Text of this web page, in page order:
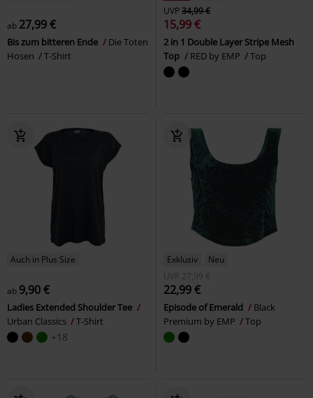
ab 27,99 €
Bis zum bitteren Ende
Die Toten
Hosen
T-Shirt
UVP34,99 €
15,99 €
2 in 1 Double Layer Stripe Mesh
Top
RED by EMP Top
Auch in Plus Size
ab 9,90 €
Ladies Extended Shoulder Tee
Urban Classics
T-Shirt
+18
Exklusiv
Neu
UVP
27,99 €
22,99 €
Episode of Emerald
Black
Premium by EMP
Top